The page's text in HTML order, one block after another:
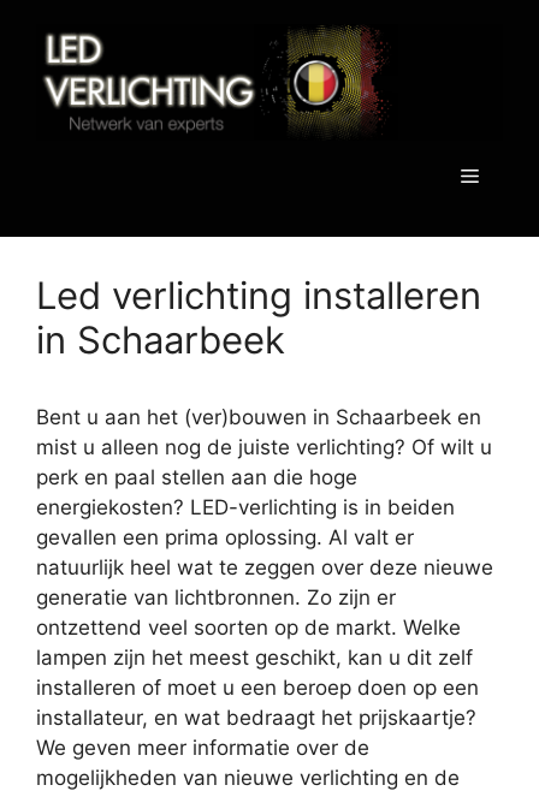
inhoud
Menu
Led verlichting installeren
in Schaarbeek
Bent u aan het (ver)bouwen in Schaarbeek en
mist u alleen nog de juiste verlichting? Of wilt u
perk en paal stellen aan die hoge
energiekosten? LED-verlichting is in beiden
gevallen een prima oplossing. Al valt er
natuurlijk heel wat te zeggen over deze nieuwe
generatie van lichtbronnen. Zo zijn er
ontzettend veel soorten op de markt. Welke
lampen zijn het meest geschikt, kan u dit zelf
installeren of moet u een beroep doen op een
installateur, en wat bedraagt het prijskaartje?
We geven meer informatie over de
mogelijkheden van nieuwe verlichting en de